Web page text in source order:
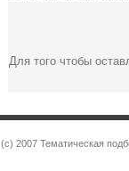
Для того чтобы
(c) 2007 Тематическая